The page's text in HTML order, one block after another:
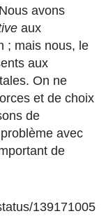
avons
aux
; mais nous, le
aux
On ne
et de choix
de
avec
de
139171005